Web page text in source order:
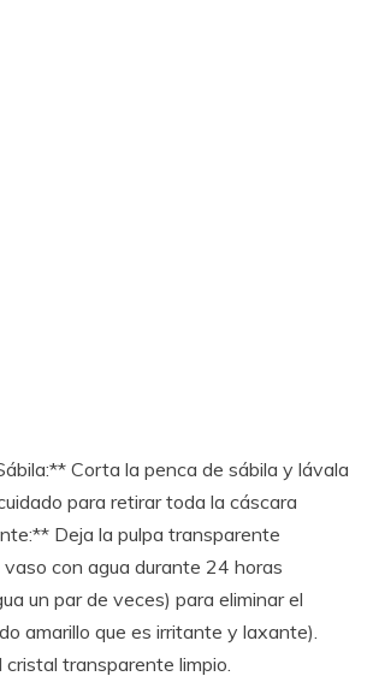
Corta la penca de sábila y lávala
para retirar toda la cáscara
Deja la pulpa transparente
con agua durante 24 horas
un par de veces) para eliminar el
amarillo que es irritante y laxante).
cristal transparente limpio.